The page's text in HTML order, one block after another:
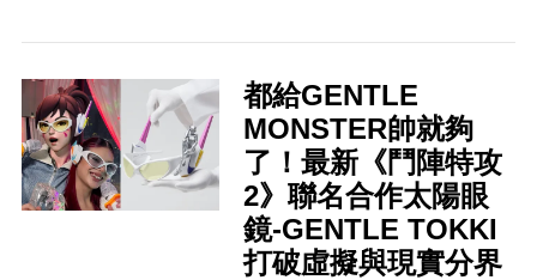
都給GENTLE
MONSTER帥就夠
了！最新《鬥陣特攻
2》聯名合作太陽眼
鏡-GENTLE TOKKI
打破虛擬與現實分界